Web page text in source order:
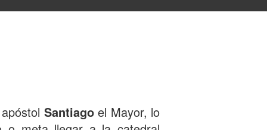
Santiagoel Mayor, lo